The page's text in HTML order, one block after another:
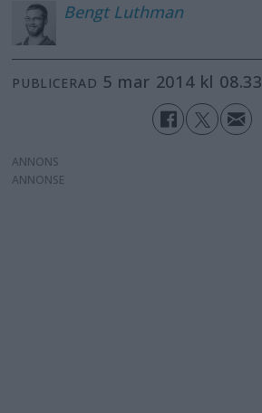
Bengt Luthman
PUBLICERAD 5 mar 2014 kl 08.33
ANNONS